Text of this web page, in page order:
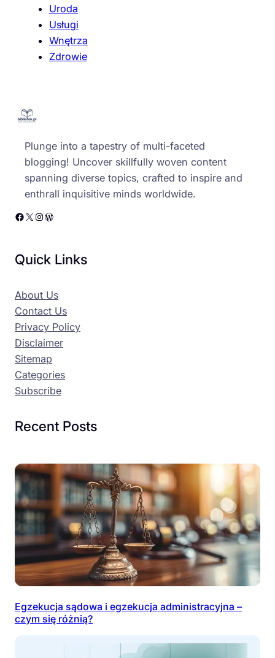
Uroda
Usługi
Wnętrza
Zdrowie
Plunge into a tapestry of multi-faceted
blogging! Uncover skillfully woven content
spanning diverse topics, crafted to inspire and
enthrall inquisitive minds worldwide.
Facebook X Instagram WordPress
Quick Links
About Us
Contact Us
Privacy Policy
Disclaimer
Sitemap
Categories
Subscribe
Recent Posts
Egzekucja sądowa i egzekucja administracyjna –
czym się różnią?